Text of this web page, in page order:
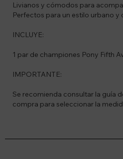
Livianos y cómodos para
Perfectos para un estilo urbano y
INCLUYE:
1 par de championes Pony Fifth
IMPORTANTE:
Se recomienda consultar la guía
compra para seleccionar la